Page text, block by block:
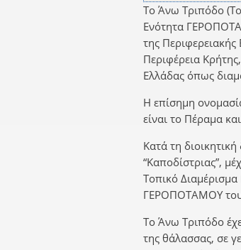
Το Άνω Τριπόδο
Ενότητα
της
Περιφέρεια
Ελλάδας όπως
Η επίσημη
είναι το Πέραμα
Κατά τη
“Καποδίστριας”,
Τοπικό
ΓΕΡΟΠΟΤΑΜΟΥ
Το Άνω Τριπόδο
της θάλασσας, σε